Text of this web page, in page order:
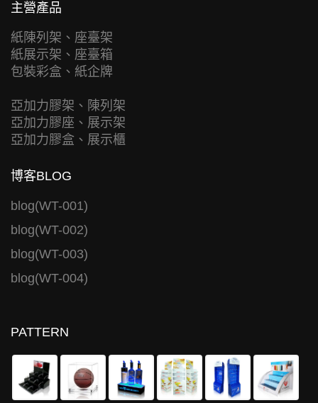
主營產品
紙陳列架、座臺架
紙展示架、座臺箱
包裝彩盒、紙企牌
亞加力膠架、陳列架
亞加力膠座、展示架
亞加力膠盒、展示櫃
博客BLOG
blog(WT-001)
blog(WT-002)
blog(WT-003)
blog(WT-004)
PATTERN